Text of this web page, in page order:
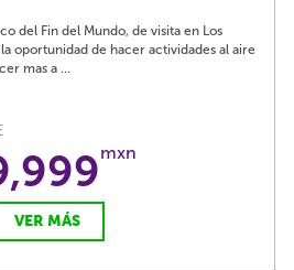
del Fin del Mundo, de visita en Los
oportunidad de hacer actividades al aire
mas a ...
mxn
VER MÁS